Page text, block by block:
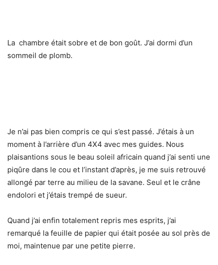
La chambre était sobre et de bon goût. J’ai dormi d’un
sommeil de plomb.
Je n’ai pas bien compris ce qui s’est passé. J’étais à un
moment à l’arrière d’un 4X4 avec mes guides. Nous
plaisantions sous le beau soleil africain quand j’ai senti une
piqûre dans le cou et l’instant d’après, je me suis retrouvé
allongé par terre au milieu de la savane. Seul et le crâne
endolori et j’étais trempé de sueur.
Quand j’ai enfin totalement repris mes esprits, j’ai
remarqué la feuille de papier qui était posée au sol près de
moi, maintenue par une petite pierre.